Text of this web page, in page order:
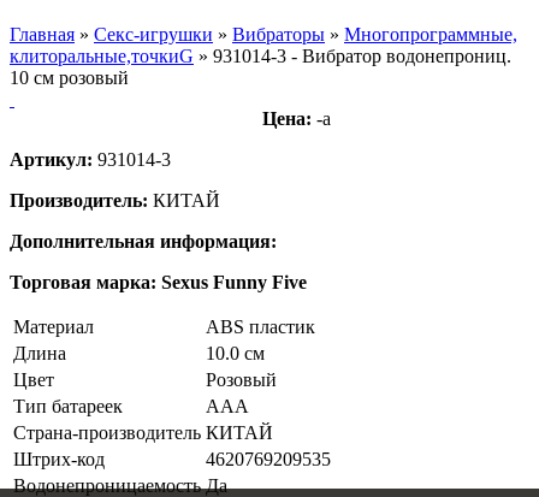
Главная » Секс-игрушки » Вибраторы » Многопрограммные,
клиторальные,точкиG » 931014-3 - Вибратор водонепрониц.
10 см розовый
Цена: -a
Артикул: 931014-3
Производитель: КИТАЙ
Дополнительная информация:
Торговая марка: Sexus Funny Five
Материал
ABS пластик
Длина
10.0 см
Цвет
Розовый
Тип батареек
AAA
Страна-производитель КИТАЙ
Штрих-код
4620769209535
Водонепроницаемость Да